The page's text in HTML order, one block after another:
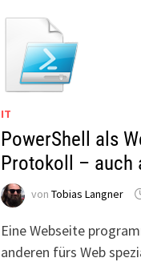
IN
IT
PowerShell als
Protokoll – auch
von Tobias Langner
Eine Webseite
anderen fürs Web